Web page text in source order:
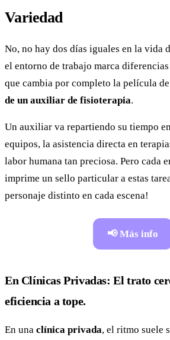
Variedad
No, no hay dos días iguales en la vida
el entorno de trabajo marca
que cambia por completo la película de
de un auxiliar de fisioterapia.
Un auxiliar va repartiendo su tiempo
equipos, la asistencia directa en
labor humana tan preciosa. Pero cada
imprime un sello particular a estas
personaje distinto en cada escena!
📢 Más info
En Clínicas Privadas: El trato
eficiencia a tope.
En una clínica privada, el ritmo suele